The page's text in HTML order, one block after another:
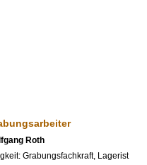
Roth
Grabungsfachkraft, Lagerist